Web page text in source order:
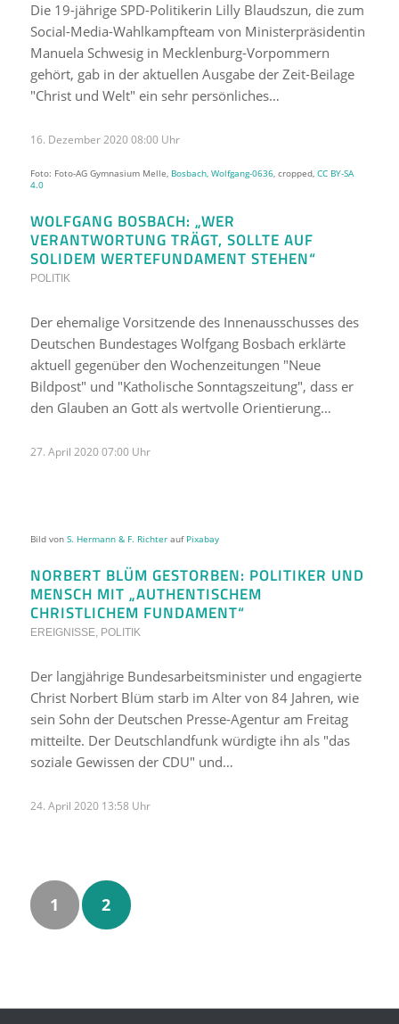
Die 19-jährige SPD-Politikerin Lilly Blaudszun, die zum
Social-Media-Wahlkampfteam von Ministerpräsidentin
Manuela Schwesig in Mecklenburg-Vorpommern
gehört, gab in der aktuellen Ausgabe der Zeit-Beilage
"Christ und Welt" ein sehr persönliches…
16. Dezember 2020 08:00 Uhr
Foto: Foto-AG Gymnasium Melle, Bosbach, Wolfgang-0636, cropped, CC BY-SA
4.0
WOLFGANG BOSBACH: „WER
VERANTWORTUNG TRÄGT, SOLLTE AUF
SOLIDEM WERTEFUNDAMENT STEHEN“
POLITIK
Der ehemalige Vorsitzende des Innenausschusses des
Deutschen Bundestages Wolfgang Bosbach erklärte
aktuell gegenüber den Wochenzeitungen "Neue
Bildpost" und "Katholische Sonntagszeitung", dass er
den Glauben an Gott als wertvolle Orientierung…
27. April 2020 07:00 Uhr
Bild von S. Hermann & F. Richterauf Pixabay
NORBERT BLÜM GESTORBEN: POLITIKER UND
MENSCH MIT „AUTHENTISCHEM
CHRISTLICHEM FUNDAMENT“
EREIGNISSE, POLITIK
Der langjährige Bundesarbeitsminister und engagierte
Christ Norbert Blüm starb im Alter von 84 Jahren, wie
sein Sohn der Deutschen Presse-Agentur am Freitag
mitteilte. Der Deutschlandfunk würdigte ihn als "das
soziale Gewissen der CDU" und…
24. April 2020 13:58 Uhr
1 2